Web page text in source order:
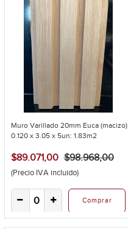
Muro Varillado 20mm Euca (macizo)
0.120 x 3.05 x 5un: 1.83m2
$89.071,00 $98.968,00
(Precio IVA incluido)
Comprar